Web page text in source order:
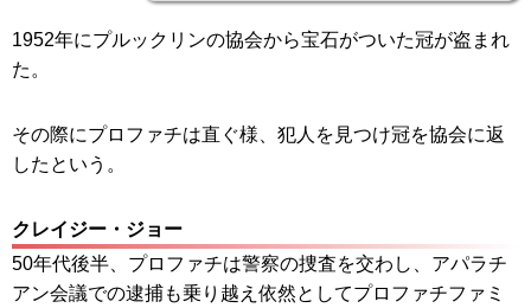
1952年にプルックリンの協会から宝石がついた冠が盗まれ
た。
その際にプロファチは直ぐ様、犯人を見つけ冠を協会に返
したという。
クレイジー・ジョー
50年代後半、プロファチは警察の捜査を交わし、アパラチ
アン会議での逮捕も乗り越え依然としてプロファチファミ